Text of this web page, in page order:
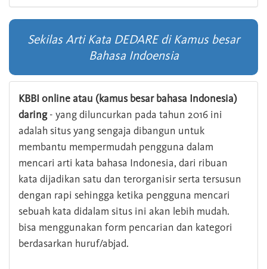
Sekilas Arti Kata DEDARE di Kamus besar
Bahasa Indoensia
KBBI online atau (kamus besar bahasa Indonesia)
daring- yang diluncurkan pada tahun 2016 ini
adalah situs yang sengaja dibangun untuk
membantu mempermudah pengguna dalam
mencari arti kata bahasa Indonesia, dari ribuan
kata dijadikan satu dan terorganisir serta tersusun
dengan rapi sehingga ketika pengguna mencari
sebuah kata didalam situs ini akan lebih mudah.
bisa menggunakan form pencarian dan kategori
berdasarkan huruf/abjad.